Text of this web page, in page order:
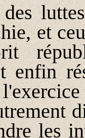
et
enfin
les